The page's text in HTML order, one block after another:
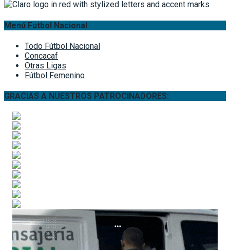
Menú Futbol Nacional
Todo Fútbol Nacional
Concacaf
Otras Ligas
Fútbol Femenino
GRACIAS A NUESTROS PATROCINADORES: